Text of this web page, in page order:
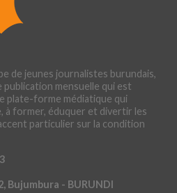
de jeunes journalistes burundais,
publication mensuelle qui est
plate-forme médiatique qui
à former, éduquer et divertir les
particulier sur la condition
Bujumbura - BURUNDI